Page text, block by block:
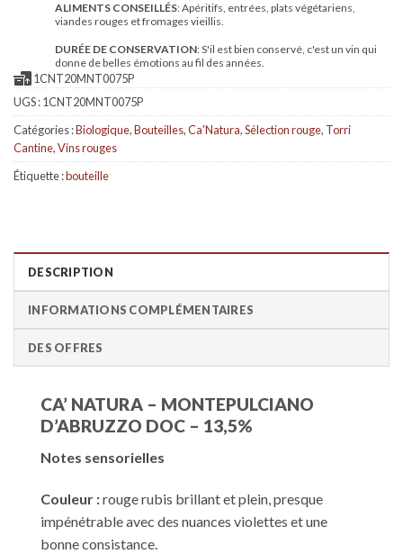
ALIMENTS CONSEILLÉS: Apéritifs, entrées, plats végétariens,
viandes rouges et fromages vieillis.
DURÉE DE CONSERVATION: S'il est bien conservé, c'est un vin qui
donne de belles émotions au fil des années.
1CNT20MNT0075P
UGS :1CNT20MNT0075P
Catégories :Biologique,Bouteilles,Ca'Natura,Sélection rouge, Torri
Cantine,Vins rouges
Étiquette :bouteille
DESCRIPTION
INFORMATIONS COMPLÉMENTAIRES
DES OFFRES
CA’ NATURA – MONTEPULCIANO
D’ABRUZZO DOC – 13,5%
Notes sensorielles
Couleur :rouge rubis brillant et plein, presque
impénétrable avec des nuances violettes et une
bonne consistance.